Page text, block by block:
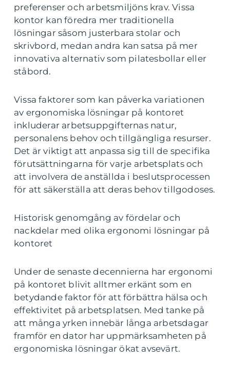
preferenser och arbetsmiljöns krav. Vissa
kontor kan föredra mer traditionella
lösningar såsom justerbara stolar och
skrivbord, medan andra kan satsa på mer
innovativa alternativ som pilatesbollar eller
ståbord.
Vissa faktorer som kan påverka variationen
av ergonomiska lösningar på kontoret
inkluderar arbetsuppgifternas natur,
personalens behov och tillgängliga resurser.
Det är viktigt att anpassa sig till de specifika
förutsättningarna för varje arbetsplats och
att involvera de anställda i beslutsprocessen
för att säkerställa att deras behov tillgodoses.
Historisk genomgång av fördelar och
nackdelar med olika ergonomi lösningar på
kontoret
Under de senaste decennierna har ergonomi
på kontoret blivit alltmer erkänt som en
betydande faktor för att förbättra hälsa och
effektivitet på arbetsplatsen. Med tanke på
att många yrken innebär långa arbetsdagar
framför en dator har uppmärksamheten på
ergonomiska lösningar ökat avsevärt.